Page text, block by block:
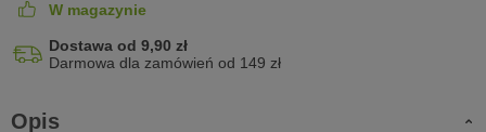
W magazynie
Dostawa od 9,90 zł
Darmowa dla zamówień od 149 zł
Opis